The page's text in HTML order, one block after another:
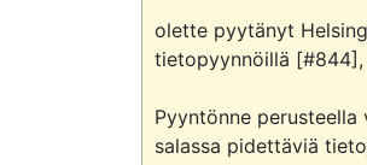
olette pyytänyt
tietopyynnöillä
Pyyntönne
salassa pidettäviä